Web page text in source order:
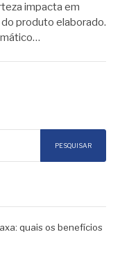
impacta em
produto elaborado.
PESQUISAR
quais os benefícios